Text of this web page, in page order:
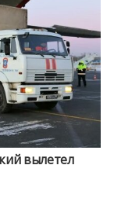
вылетел